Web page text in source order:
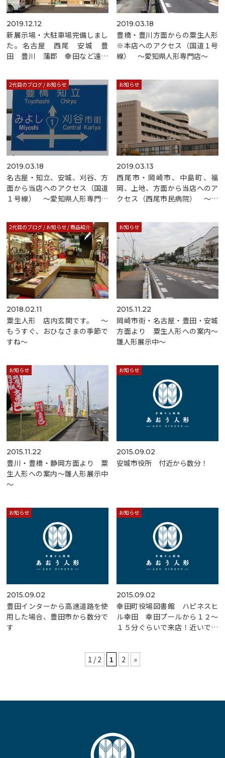
2019.12.12
新展示場・大駐車場完備しまし
た。名古屋 西尾 安城 豊
田 豊川 蒲郡 幸田など遠方
2019.03.18
豊橋・豊川方面からの粟生人形
※本店へのアクセス（国道１号
線） ～愛知県人形専門店～
2代目のブログ / お知らせ
2019.03.18
名古屋・知立、安城、刈谷、方
面から当店へのアクセス（国道
１号線） ～愛知県人形専門店
お知らせ
2019.03.13
西尾市・岡崎市、中島町、福
岡、上地、方面から当店へのア
クセス（西尾市民病院） ～人
2代目のブログ / お知らせ /商品紹介
2018.02.11
粟生人形 店内玄関です。 ～
もうすぐ、おひなさまの季節で
すね～
お知らせ
2015.11.22
岡崎市街・名古屋・豊田・安城
方面より 粟生人形への案内～
雛人形展示中～
お知らせ
2015.11.22
豊川・豊橋・静岡方面より 粟
生人形への案内～雛人形展示中
～
お知らせ
2015.09.02
安城市役所 付近から数分！
お知らせ
2015.09.02
豊田インターから高速道路を使
用した場合、豊田市から数分で
す
お知らせ
2015.09.02
幸田町役場図書館 ハピネスヒ
ル幸田 幸田プールから１２～
１５分ぐらいで来店！近いです
1 / 2 1 2 »